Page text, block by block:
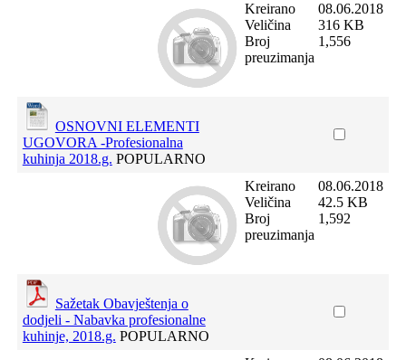
Kreirano
Veličina
Broj
preuzimanja
08.06.2018
316 KB
1,556
OSNOVNI ELEMENTI
UGOVORA -Profesionalna
kuhinja 2018.g. POPULARNO
Kreirano
Veličina
Broj
preuzimanja
08.06.2018
42.5 KB
1,592
Sažetak Obavještenja o
dodjeli - Nabavka profesionalne
kuhinje, 2018.g. POPULARNO